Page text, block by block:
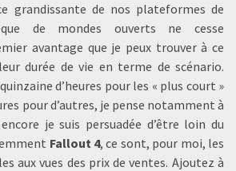
grandissante de nos plateformes de
de mondes ouverts ne cesse
avantage que je peux trouver à ce
durée de vie en terme de scénario.
d’heures pour les « plus court »
pour d’autres, je pense notamment à
je suis persuadée d’être loin du
Fallout 4, ce sont, pour moi, les
aux vues des prix de ventes. Ajoutez à